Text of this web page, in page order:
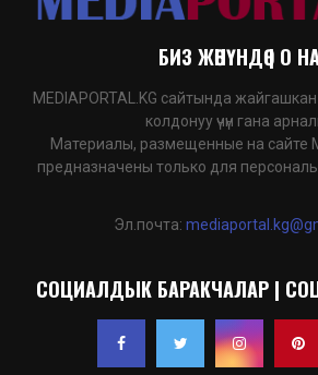
БИЗ ЖӨНҮНДӨ | О
MEDIAPORTAL.KG сайтында
колдонуу үчүн гана
Материалы, размещенные на сайте
предназначены только для
Эл.почта:
СОЦИАЛДЫК БАРАКЧАЛАР |